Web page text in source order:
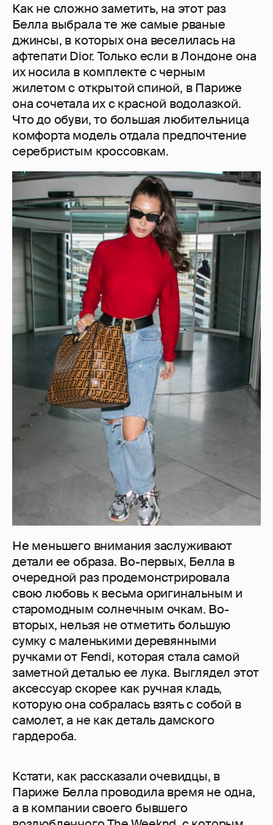
Как не сложно заметить, на этот раз
Белла выбрала те же самые рваные
джинсы, в которых она веселилась на
афтепати Dior. Только если в Лондоне она
их носила в комплекте с черным
жилетом с открытой спиной, в Париже
она сочетала их с красной водолазкой.
Что до обуви, то большая любительница
комфорта модель отдала предпочтение
серебристым кроссовкам.
Не меньшего внимания заслуживают
детали ее образа. Во-первых, Белла в
очередной раз продемонстрировала
свою любовь к весьма оригинальным и
старомодным солнечным очкам. Во-
вторых, нельзя не отметить большую
сумку с маленькими деревянными
ручками от Fendi, которая стала самой
заметной деталью ее лука. Выглядел этот
аксессуар скорее как ручная кладь,
которую она собралась взять с собой в
самолет, а не как деталь дамского
гардероба.
Кстати, как рассказали очевидцы, в
Париже Белла проводила время не одна,
а в компании своего бывшего